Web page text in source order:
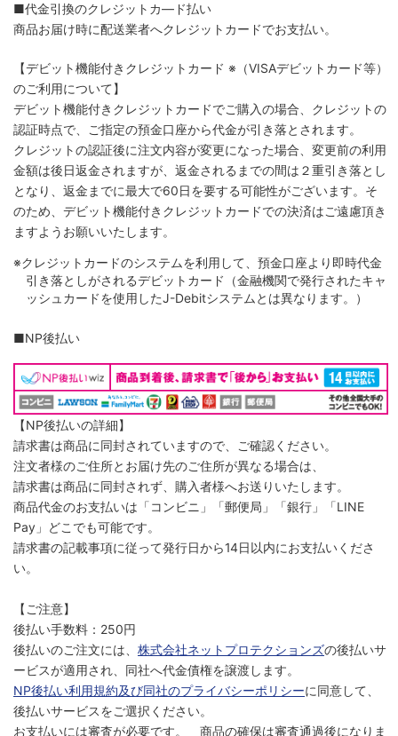
■代金引換のクレジットカ―ド払い
商品お届け時に配送業者へクレジットカードでお支払い。
【デビット機能付きクレジットカード ※（VISAデビットカード等）
のご利用について】
デビット機能付きクレジットカードでご購入の場合、クレジットの
認証時点で、ご指定の預金口座から代金が引き落とされます。
クレジットの認証後に注文内容が変更になった場合、変更前の利用
金額は後日返金されますが、返金されるまでの間は２重引き落とし
となり、返金までに最大で60日を要する可能性がございます。そ
のため、デビット機能付きクレジットカードでの決済はご遠慮頂き
ますようお願いいたします。
※クレジットカードのシステムを利用して、預金口座より即時代金
引き落としがされるデビットカード（金融機関で発行されたキャ
ッシュカードを使用したJ-Debitシステムとは異なります。）
■NP後払い
【NP後払いの詳細】
請求書は商品に同封されていますので、ご確認ください。
注文者様のご住所とお届け先のご住所が異なる場合は、
請求書は商品に同封されず、購入者様へお送りいたします。
商品代金のお支払いは「コンビニ」「郵便局」「銀行」「LINE
Pay」どこでも可能です。
請求書の記載事項に従って発行日から14日以内にお支払いくださ
い。
【ご注意】
後払い手数料：250円
後払いのご注文には、 株式会社ネットプロテクションズの後払いサ
ービスが適用され、同社へ代金債権を譲渡します。
NP後払い利用規約及び同社のプライバシーポリシーに同意して、
後払いサービスをご選択ください。
お支払いには審査が必要です。 商品の確保は審査通過後になりま